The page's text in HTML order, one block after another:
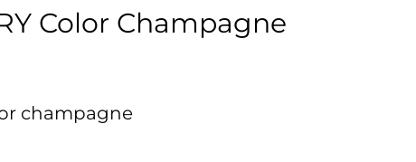
Color Champagne
champagne